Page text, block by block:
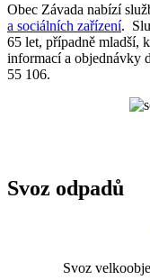
Obec Závada nabízí
a sociálních zařízení.
65 let, případně mladší,
informací a objednávky
55 106.
Svoz odpadů
Svoz